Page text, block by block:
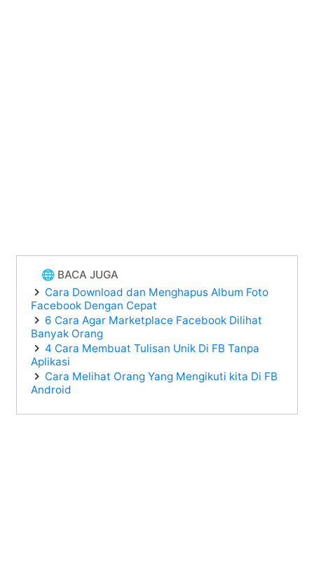
🌐 BACA JUGA
Cara Download dan Menghapus Album Foto
Facebook Dengan Cepat
6 Cara Agar Marketplace Facebook Dilihat
Banyak Orang
4 Cara Membuat Tulisan Unik Di FB Tanpa
Aplikasi
Cara Melihat Orang Yang Mengikuti kita Di FB
Android